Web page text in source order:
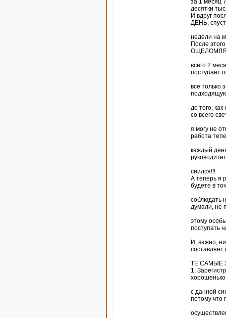
за 1 месяц
десятки
И вдруг
ДЕНЬ,
недели на
После
всего 2
поступает
все только
до того,
со всего
я могу не
работа
каждый
снился!!!
А теперь я
будете в
соблюдать
думали, не
этому
поступать
И, важно,
составляет
ТЕ САМЫЕ
1.
хорошенько
с данной
потому что